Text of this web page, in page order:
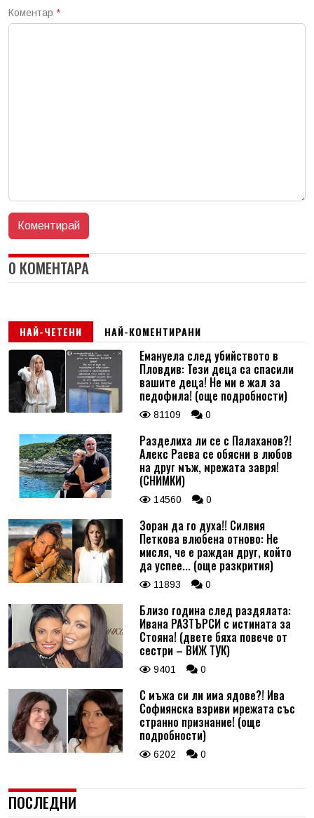
Коментар *
0 КОМЕНТАРА
НАЙ-ЧЕТЕНИ НАЙ-КОМЕНТИРАНИ
Емануела след убийството в
Пловдив: Тези деца са спасили
вашите деца! Не ми е жал за
педофила! (още подробности)
81109 0
Разделиха ли се с Палаханов?!
Алекс Раева се обясни в любов
на друг мъж, мрежата завря!
(СНИМКИ)
14560 0
Зоран да го духа!! Силвия
Петкова влюбена отново: Не
мисля, че е раждан друг, който
да успее... (още разкрития)
11893 0
Близо година след раздялата:
Ивана РАЗТЪРСИ с истината за
Стояна! (двете бяха повече от
сестри – ВИЖ ТУК)
9401 0
С мъжа си ли има ядове?! Ива
Софиянска взриви мрежата със
странно признание! (още
подробности)
6202 0
ПОСЛЕДНИ